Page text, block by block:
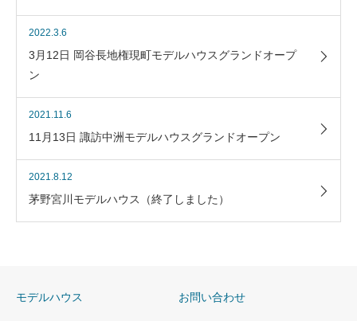
2022.3.6
3月12日 岡谷長地権現町モデルハウスグランドオープ
ン
2021.11.6
11月13日 諏訪中洲モデルハウスグランドオープン
2021.8.12
茅野宮川モデルハウス（終了しました）
モデルハウス お問い合わせ